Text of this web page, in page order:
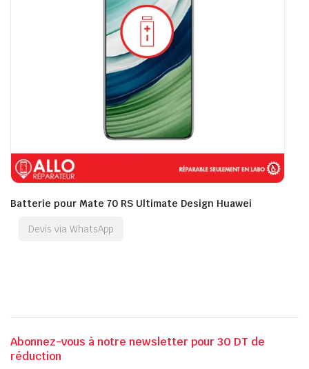
Batterie pour Mate 70 RS Ultimate Design Huawei
Devis via WhatsApp
Abonnez-vous à notre newsletter pour 30 DT de
réduction